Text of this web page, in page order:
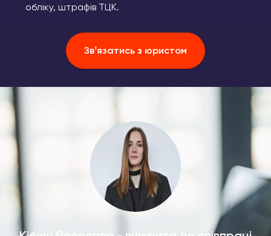
обліку, штрафів ТЦК.
Звʼязатись з юристом